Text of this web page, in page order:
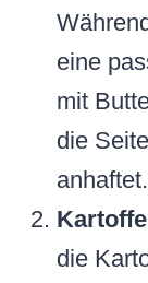
eine
mit
die
anhaftet.
die